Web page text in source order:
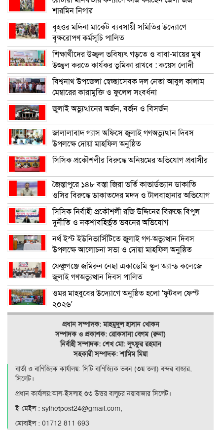
শারমিন নিগার
বৃহত্তর মদিনা মার্কেট ব্যবসায়ী সমিতির উদ্যোগে
বৃক্ষরোপণ কর্মসূচি পালিত
শিক্ষার্থীদের উজ্জ্বল ভবিষ্যৎ গড়তে ও বাবা-মায়ের মুখ
উজ্জ্বল করতে কার্যকর ভূমিকা রাখবে : কয়েস লোদী
বিশ্বনাথ উপজেলা স্বেচ্ছাসেবক দল নেতা আবুল কালাম
মেম্বারের কারামুক্তি ও ফুলেল সংবর্ধনা
জুলাই অভ্যুত্থানের অর্জন, বর্জন ও বিসর্জন
জালালাবাদ গ্যাস অফিসে জুলাই গণঅভ্যুত্থান দিবস
উপলক্ষে দোয়া মাহফিল অনুষ্ঠিত
সিসিক প্রকৌশলীর বিরুদ্ধে অনিয়মের অভিযোগ প্রবাসীর
জৈন্তাপুরে ১৪৮ বস্তা জিরা ভর্তি কাভার্ডভ্যান ডাকাতি
ওসির বিরুদ্ধে ডাকাতদের মদদ ও টালবাহানার অভিযোগ
সিসিক নির্বাহী প্রকৌশলী রজি উদ্দিনের বিরুদ্ধে বিপুল
দুর্নীতি ও নকশাবহির্ভূত ভবনের অভিযোগ
নর্থ ইস্ট ইউনিভার্সিটিতে জুলাই গণ-অভ্যুত্থান দিবস
উপলক্ষে আলোচনা সভা ও দোয়া মাহফিল অনুষ্ঠিত
ফেঞ্চুগঞ্জে জমিরুন নেছা একাডেমি স্কুল অ্যান্ড কলেজে
জুলাই গণঅভ্যুত্থান দিবস পালিত
ওমর মাহবুবের উদ্যোগে অনুষ্ঠিত হলো ‘ফুটবল ফেস্ট
২০২৬’
প্রধান সম্পাদক: মাহমুদুল হাসান খোকন
সম্পাদক ও প্রকাশক: রোকসানা বেগম (রুনা)
নির্বাহী সম্পাদক: শেখ মো: লুৎফুর রহমান
সহকারী সম্পাদক: শামিম মিয়া
বার্তা ও বাণিজ্যিক কার্যালয়: সিটি বাণিজ‍্যিক ভবন (৩য় তলা) বন্দর বাজার,
সিলেট।
প্রধান কার্যালয়:আল-ইসলাহ ৩৩ উত্তর বালুচর নয়াবাজার সিলেট।
ই-মেইল : sylhetpost24@gmail.com,
মোবাইল : 01712 811 693